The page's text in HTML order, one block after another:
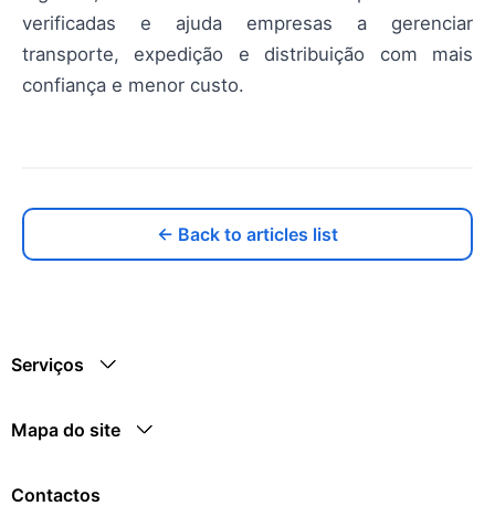
verificadas e ajuda empresas a gerenciar
transporte, expedição e distribuição com mais
confiança e menor custo.
← Back to articles list
Serviços
Mapa do site
Contactos